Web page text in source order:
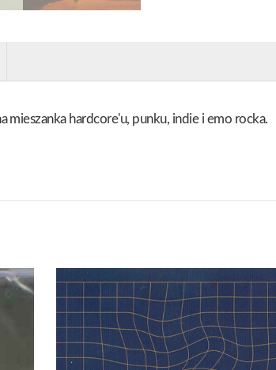
mieszanka hardcore'u, punku, indie i emo rocka.